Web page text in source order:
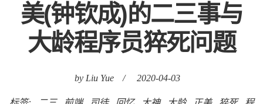
美(钟钦成)的二三事与
大龄程序员猝死问题
by Liu Yue / 2020-04-03